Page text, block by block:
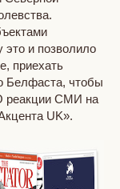
это и позволило
приехать
Белфаста, чтобы
реакции СМИ на
UK».